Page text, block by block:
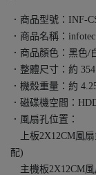
．商品型號：INF-
．商品名稱：
．商品顏色：黑色/
．整體尺寸：約
．機殼重量：約
．磁碟機空間：
．風扇孔位置：
上板2X12CM風扇
配)
主機板2X12CM風